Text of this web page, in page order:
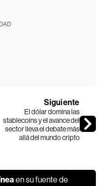
Siguiente
El dólar domina las
stablecoins y el avance del
sector lleva el debate más
allá del mundo cripto
en su fuente de